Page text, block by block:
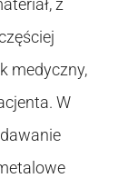
z
medyczny,
W